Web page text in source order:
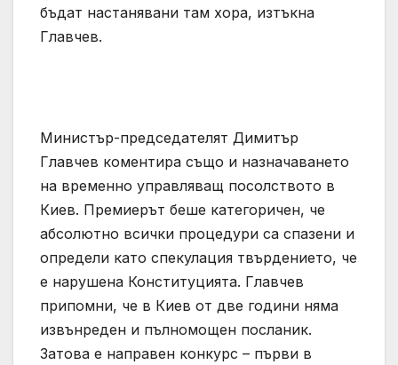
бъдат настанявани там хора, изтъкна
Главчев.
Министър-председателят Димитър
Главчев коментира също и назначаването
на временно управляващ посолството в
Киев. Премиерът беше категоричен, че
абсолютно всички процедури са спазени и
определи като спекулация твърдението, че
е нарушена Конституцията. Главчев
припомни, че в Киев от две години няма
извънреден и пълномощен посланик.
Затова е направен конкурс – първи в